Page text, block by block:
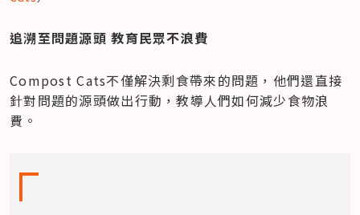
追溯至問題源頭 教育民眾不浪費
Compost Cats不僅解決剩食帶來的問題，他們還直接
針對問題的源頭做出行動，教導人們如何減少食物浪
費。